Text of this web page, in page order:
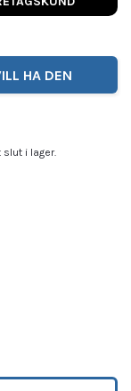
HA DEN
i lager.